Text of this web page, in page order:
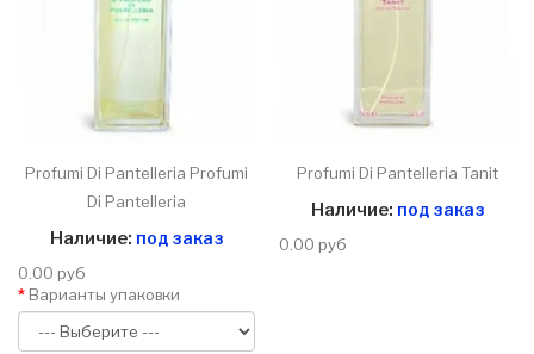
Profumi Di Pantelleria Profumi
Di Pantelleria
Наличие: под заказ
0.00 руб
Варианты упаковки
Profumi Di Pantelleria Tanit
Наличие: под заказ
0.00 руб